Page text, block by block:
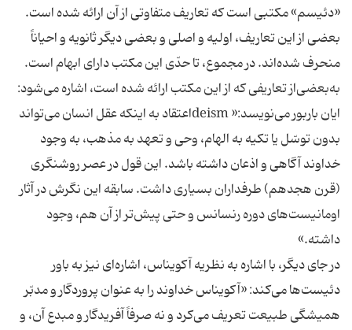
«دئيسم» مكتبى است كه تعاريف متفاوتى از آن ارائه شده است.
بعضى از اين تعاريف، اوليه و اصلى و بعضى ديگر ثانويه و احياناً
منحرف شده‌اند. در مجموع، تا حدّى اين مكتب داراى ابهام است.
به‌بعضى‌از تعاريفى كه از اين مكتب ارائه شده است، اشاره مى‌شود:
ايان باربور مى‌نويسد:« deismاعتقاد به اينكه عقل انسان مى‌تواند
بدون توسّل يا تكيه به الهام، وحى و تعهد به مذهب، به وجود
خداوند آگاهى و اذعان داشته باشد. اين قول در عصر روشنگرى
(قرن هجدهم) طرفداران بسيارى داشت. سابقه اين نگرش در آثار
اومانيست‌هاى دوره رنسانس و حتى پيش‌تر از آن هم، وجود
داشته.»
در جاى ديگر، با اشاره به نظريه آكويناس، اشاره‌اى نيز به باور
دئيست‌ها مى‌كند: «آكويناس خداوند را به عنوان پروردگار و مدبّر
هميشگى طبيعت تعريف مى‌كرد و نه صرفاً آفريدگار و مبدع آن، و